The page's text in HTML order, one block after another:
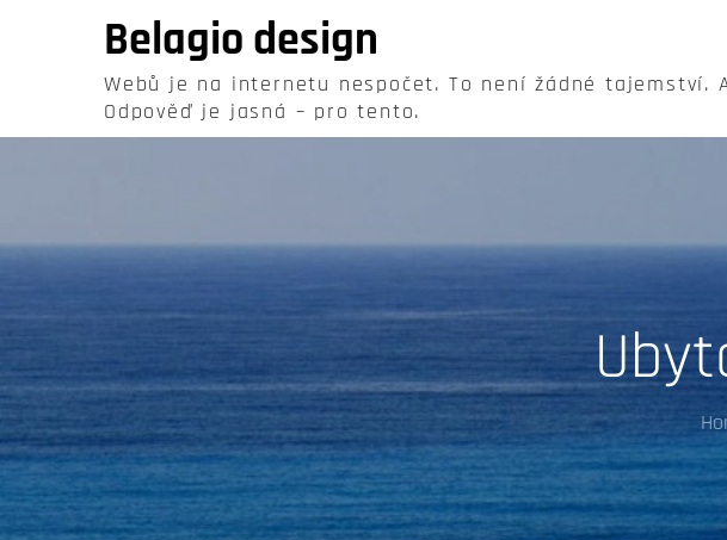
Belagio design
Webů je na internetu nespočet. To není žádné
Odpověď je jasná – pro tento.